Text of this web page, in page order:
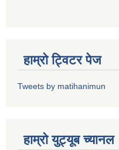
हाम्राे ट्विटर पेज
Tweets by matihanimun
हाम्रो युट्यूब च्यानल